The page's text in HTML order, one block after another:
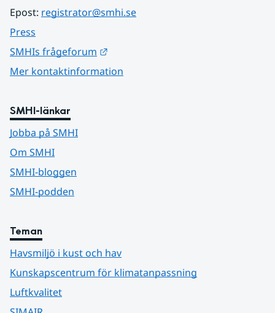
Epost: registrator@smhi.se
Press
SMHIs frågeforum
Mer kontaktinformation
SMHI-länkar
Jobba på SMHI
Om SMHI
SMHI-bloggen
SMHI-podden
Teman
Havsmiljö i kust och hav
Kunskapscentrum för klimatanpassning
Luftkvalitet